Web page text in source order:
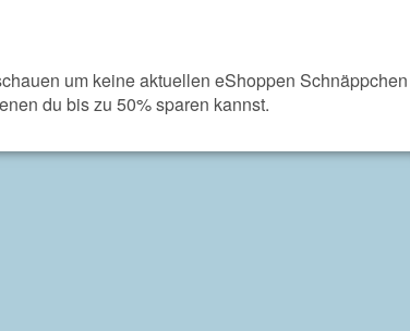
um keine aktuellen eShoppen Schnäppchen
du bis zu 50% sparen kannst.